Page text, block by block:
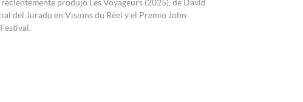
produjo Les Voyageurs (2025), de David
del Jurado en Visions du Réel y el Premio John